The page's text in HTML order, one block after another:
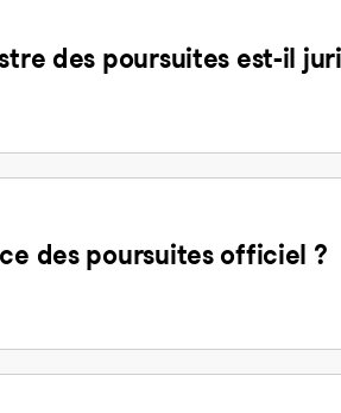
des poursuites est-il
des poursuites officiel ?